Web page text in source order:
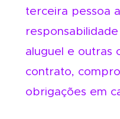
terceira pessoa
aluguel e outras
contrato,
obrigações em